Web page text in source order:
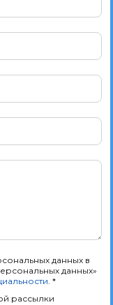
данных в
данных»
. *
рассылки